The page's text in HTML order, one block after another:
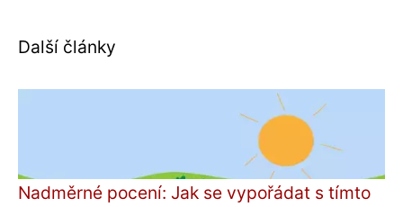
Další články
Nadměrné pocení: Jak se vypořádat s tímto